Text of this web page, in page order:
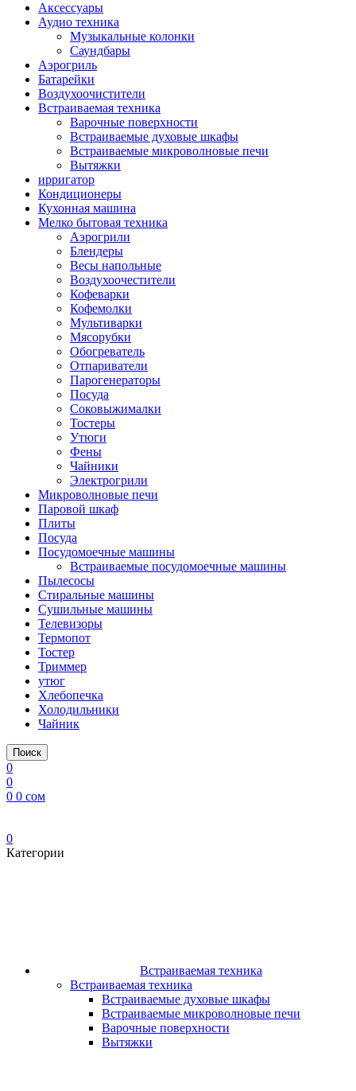
Аксессуары
Аудио техника
Музыкальные колонки
Саундбары
Аэрогриль
Батарейки
Воздухоочистители
Встраиваемая техника
Варочные поверхности
Встраиваемые духовые шкафы
Встраиваемые микроволновые печи
Вытяжки
ирригатор
Кондиционеры
Кухонная машина
Мелко бытовая техника
Аэрогрили
Блендеры
Весы напольные
Воздухоочестители
Кофеварки
Кофемолки
Мультиварки
Мясорубки
Обогреватель
Отпариватели
Парогенераторы
Посуда
Соковыжималки
Тостеры
Утюги
Фены
Чайники
Электрогрили
Микроволновые печи
Паровой шкаф
Плиты
Посуда
Посудомоечные машины
Встраиваемые посудомоечные машины
Пылесосы
Стиральные машины
Сушильные машины
Телевизоры
Термопот
Тостер
Триммер
утюг
Хлебопечка
Холодильники
Чайник
Поиск
0
0
0 0 сом
0
Категории
Встраиваемая техника
Встраиваемая техника
Встраиваемые духовые шкафы​
Встраиваемые микроволновые печи​
Варочные поверхности​
Вытяжки